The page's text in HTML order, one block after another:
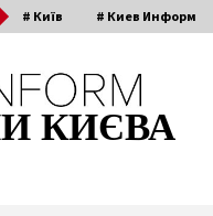
# Київ # Киев Информ
КИЄВА